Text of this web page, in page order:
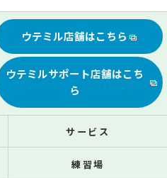
ウテミル店舗はこちら
ウテミルサポート店舗はこち
ら
サービス
練習場